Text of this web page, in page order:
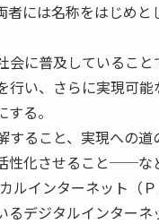
者には名称をはじめ
に普及していること
い、さらに実現可
る。
すること、実現への
性化させること──な
インターネット（
デジタルインター